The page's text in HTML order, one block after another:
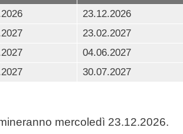
23.12.2026
23.02.2027
04.06.2027
30.07.2027
mercoledì 23.12.2026.